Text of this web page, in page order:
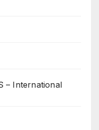
– International